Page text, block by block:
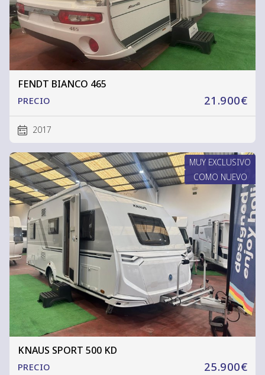
FENDT BIANCO 465
21.900€
PRECIO
2017
MUY EXCLUSIVO
COMO NUEVO
KNAUS SPORT 500 KD
25.900€
PRECIO